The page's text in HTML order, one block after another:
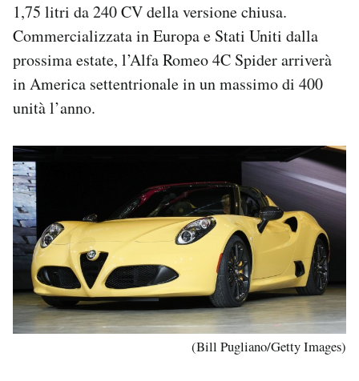
1,75 litri da 240 CV della versione chiusa.
Commercializzata in Europa e Stati Uniti dalla
prossima estate, l’Alfa Romeo 4C Spider arriverà
in America settentrionale in un massimo di 400
unità l’anno.
(Bill Pugliano/Getty Images)